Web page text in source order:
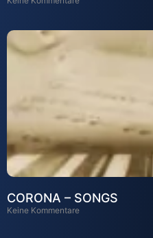
CORONA – SONGS
Keine Kommentare